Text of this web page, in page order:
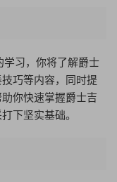
习，你将了解爵士
巧等内容，同时提
你快速掌握爵士吉
下坚实基础。